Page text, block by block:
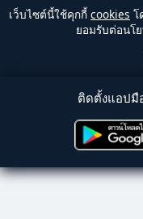
เว็บไซต์นี้ใช้คุกกี้ cookies โ
ยอมรับต่อนโ
ติดตั้งแอปมื